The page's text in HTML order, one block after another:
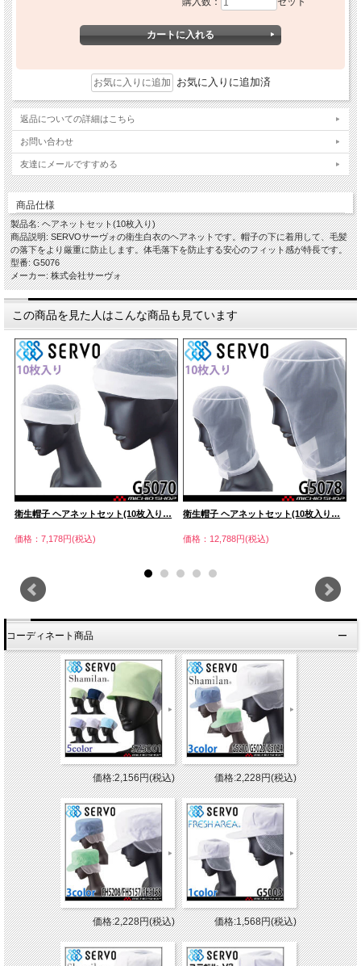
お気に入りに追加済
返品についての詳細はこちら
お問い合わせ
友達にメールですすめる
商品仕様
製品名: ヘアネットセット(10枚入り)
商品説明: SERVOサーヴォの衛生白衣のヘアネットです。帽子の下に着用して、毛髪
の落下をより厳重に防止します。体毛落下を防止する安心のフィット感が特長です。
型番: G5076
メーカー: 株式会社サーヴォ
この商品を見た人はこんな商品も見ています
衛生帽子 ヘアネットセット(10枚入り…
価格：7,178円(税込)
衛生帽子 ヘアネットセット(10枚入り…
価格：12,788円(税込)
コーディネート商品
価格:2,156円(税込) 価格:2,228円(税込)
価格:2,228円(税込) 価格:1,568円(税込)